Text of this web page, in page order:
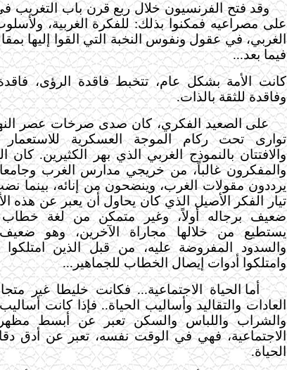
وقد فتح الفرنسيون خلال ربع قرن باب التغريب
على مصراعيه فمكنوا بذلك: للفكرة الغربية،
الغربي، في عقول ونفوس النخبة التي القوا إليها
فيما بعد...
كانت الأمة بشكل عام، تتخبط فاقدة الرؤى،
وفاقدة للثقة بالذات.
على الصعيد الفكري، كان صدى صرخات عصر
توارى تحت ركام الموجة العسكرية للاستعمار
والافتتان بالنموذج الغربي الذي بهر الكثيرين. كان
والمفكرون غالباً، من خريجي مدارس الغرب
يرددون مقولات الغرب، وينضحون من إنائه، بينما
تيار الفكر الأصيل الذي كان يحاول أن يعبر عن هذه
ضعيف برجاله أولاً، وغير متمكن من لغة
يستطيع من خلالها مجاراة الآخرين، وهو ضعيف
والسدود المفروضة عليه، من قبل الذين امتلكوا
وامتلكوا أدوات إيصال الخطاب للجماهير...
أما الحياة الاجتماعية... فكانت خليطا غير
العادات والتقاليد وأساليب الحياة..‍‍ فإذا كانت
والشراب واللباس والسكن تعبر عن أبسط مظهر
الاجتماعية، فهي في الوقت نفسه، تعبر عن أدق
الحياة.‍‍‍